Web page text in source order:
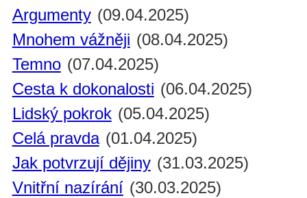
Argumenty (09.04.2025)
Mnohem vážněji (08.04.2025)
Temno (07.04.2025)
Cesta k dokonalosti (06.04.2025)
Lidský pokrok (05.04.2025)
Celá pravda (01.04.2025)
Jak potvrzují dějiny (31.03.2025)
Vnitřní nazírání (30.03.2025)